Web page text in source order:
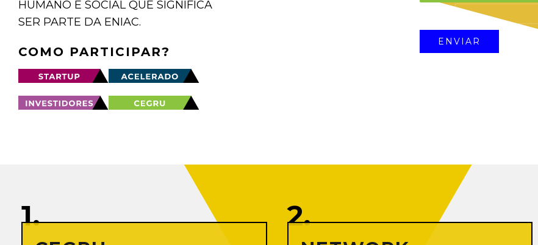
HUMANO E SOCIAL QUE SIGNIFICA
SER PARTE DA ENIAC.
COMO PARTICIPAR?
1. 2.